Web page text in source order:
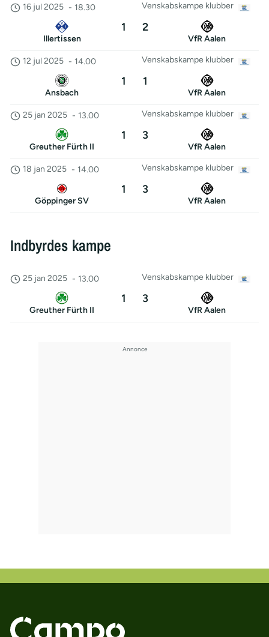
Venskabskampe klubber
16 jul 2025 - 18.30
Illertissen
1 2
VfR Aalen
Venskabskampe klubber
12 jul 2025 - 14.00
Ansbach
1 1
VfR Aalen
Venskabskampe klubber
25 jan 2025 - 13.00
Greuther Fürth II
1 3
VfR Aalen
Venskabskampe klubber
18 jan 2025 - 14.00
Göppinger SV
1 3
VfR Aalen
Indbyrdes kampe
Venskabskampe klubber
25 jan 2025 - 13.00
Greuther Fürth II
1 3
VfR Aalen